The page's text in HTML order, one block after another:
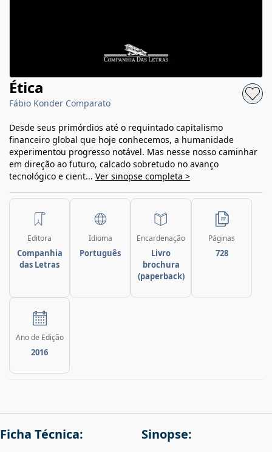
Ética
Fábio Konder Comparato
Desde seus primórdios até o requintado capitalismo
financeiro global que hoje conhecemos, a humanidade
experimentou progresso notável. Mas nesse nosso caminhar
em direção ao futuro, calcado sobretudo no avanço
tecnológico e cient... Ver sinopse completa >
Editora
Companhia
das Letras
Idioma
Português
Encardenação
Livro
brochura
(paperback)
Páginas
728
Ano de Edição
2016
Ficha Técnica: Sinopse: